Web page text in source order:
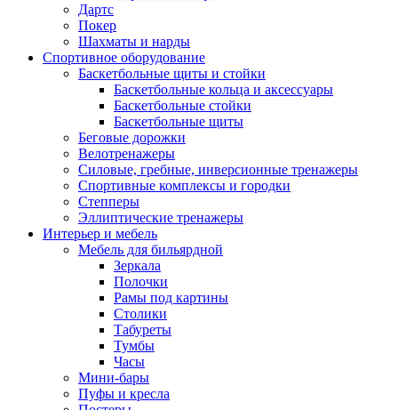
Дартс
Покер
Шахматы и нарды
Спортивное оборудование
Баскетбольные щиты и стойки
Баскетбольные кольца и аксессуары
Баскетбольные стойки
Баскетбольные щиты
Беговые дорожки
Велотренажеры
Силовые, гребные, инверсионные тренажеры
Спортивные комплексы и городки
Степперы
Эллиптические тренажеры
Интерьер и мебель
Мебель для бильярдной
Зеркала
Полочки
Рамы под картины
Столики
Табуреты
Тумбы
Часы
Мини-бары
Пуфы и кресла